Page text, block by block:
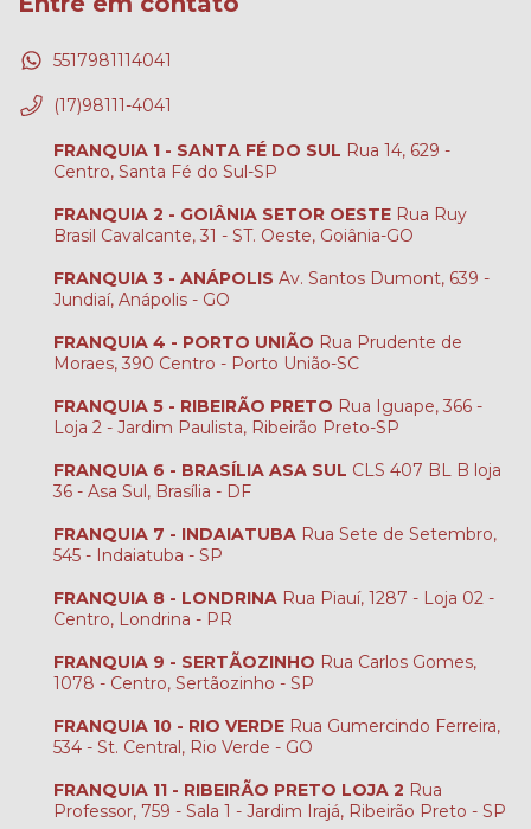
5517981114041
(17)98111-4041
FRANQUIA 1 - SANTA FÉ DO SUL Rua 14, 629 -
Centro, Santa Fé do Sul-SP
FRANQUIA 2 - GOIÂNIA SETOR OESTE Rua Ruy
Brasil Cavalcante, 31 - ST. Oeste, Goiânia-GO
FRANQUIA 3 - ANÁPOLIS Av. Santos Dumont, 639 -
Jundiaí, Anápolis - GO
FRANQUIA 4 - PORTO UNIÃO Rua Prudente de
Moraes, 390 Centro - Porto União-SC
FRANQUIA 5 - RIBEIRÃO PRETO Rua Iguape, 366 -
Loja 2 - Jardim Paulista, Ribeirão Preto-SP
FRANQUIA 6 - BRASÍLIA ASA SUL CLS 407 BL B loja
36 - Asa Sul, Brasília - DF
FRANQUIA 7 - INDAIATUBA Rua Sete de Setembro,
545 - Indaiatuba - SP
FRANQUIA 8 - LONDRINA Rua Piauí, 1287 - Loja 02 -
Centro, Londrina - PR
FRANQUIA 9 - SERTÃOZINHO Rua Carlos Gomes,
1078 - Centro, Sertãozinho - SP
FRANQUIA 10 - RIO VERDE Rua Gumercindo Ferreira,
534 - St. Central, Rio Verde - GO
FRANQUIA 11 - RIBEIRÃO PRETO LOJA 2 Rua
Professor, 759 - Sala 1 - Jardim Irajá, Ribeirão Preto - SP